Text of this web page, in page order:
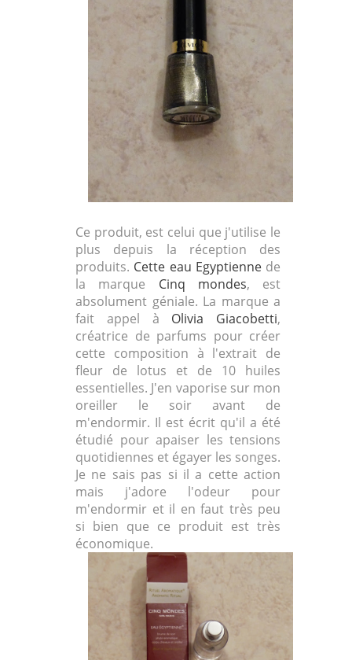
Ce produit, est celui que j'utilise le
plus depuis la réception des
produits. Cette eau Egyptiennede
la marque Cinq mondes, est
absolument géniale. La marque a
fait appel à Olivia Giacobetti,
créatrice de parfums pour créer
cette composition à l'extrait de
fleur de lotus et de 10 huiles
essentielles. J'en vaporise sur mon
oreiller le soir avant de
m'endormir. Il est écrit qu'il a été
étudié pour apaiser les tensions
quotidiennes et égayer les songes.
Je ne sais pas si il a cette action
mais j'adore l'odeur pour
m'endormir et il en faut très peu
si bien que ce produit est très
économique.